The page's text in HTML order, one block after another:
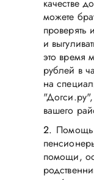
качестве
можете
проверять
и
это время
рублей в
на
вашего
Помощь
помощи,